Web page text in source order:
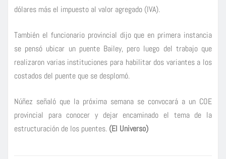
dólares más el impuesto al valor agregado (IVA).
También el funcionario provincial dijo que en primera instancia
se pensó ubicar un puente Bailey, pero luego del trabajo que
realizaron varias instituciones para habilitar dos variantes a los
costados del puente que se desplomó.
Núñez señaló que la próxima semana se convocará a un COE
provincial para conocer y dejar encaminado el tema de la
estructuración de los puentes. (El Universo)